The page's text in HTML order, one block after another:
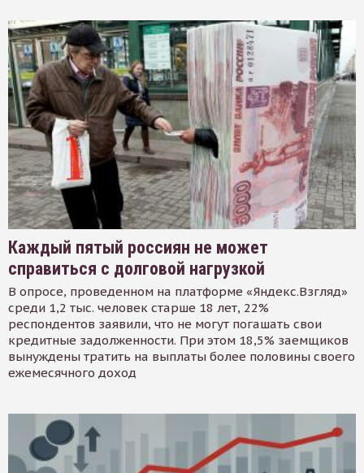
Каждый пятый россиян не может
справиться с долговой нагрузкой
В опросе, проведенном на платформе «Яндекс.Взгляд»
среди 1,2 тыс. человек старше 18 лет, 22%
респондентов заявили, что не могут погашать свои
кредитные задолженности. При этом 18,5% заемщиков
вынуждены тратить на выплаты более половины своего
ежемесячного доход